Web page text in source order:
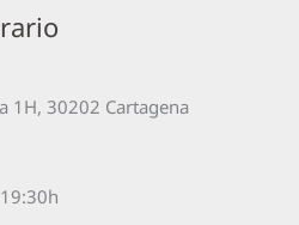
1H, 30202 Cartagena